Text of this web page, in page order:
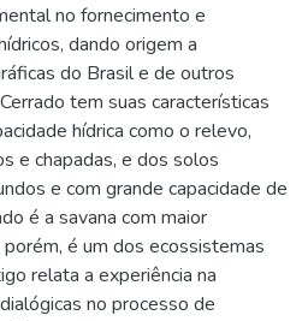
no fornecimento e
dando origem a
do Brasil e de outros
tem suas características
hídrica como o relevo,
e chapadas, e dos solos
e com grande capacidade de
é a savana com maior
é um dos ecossistemas
relata a experiência na
no processo de